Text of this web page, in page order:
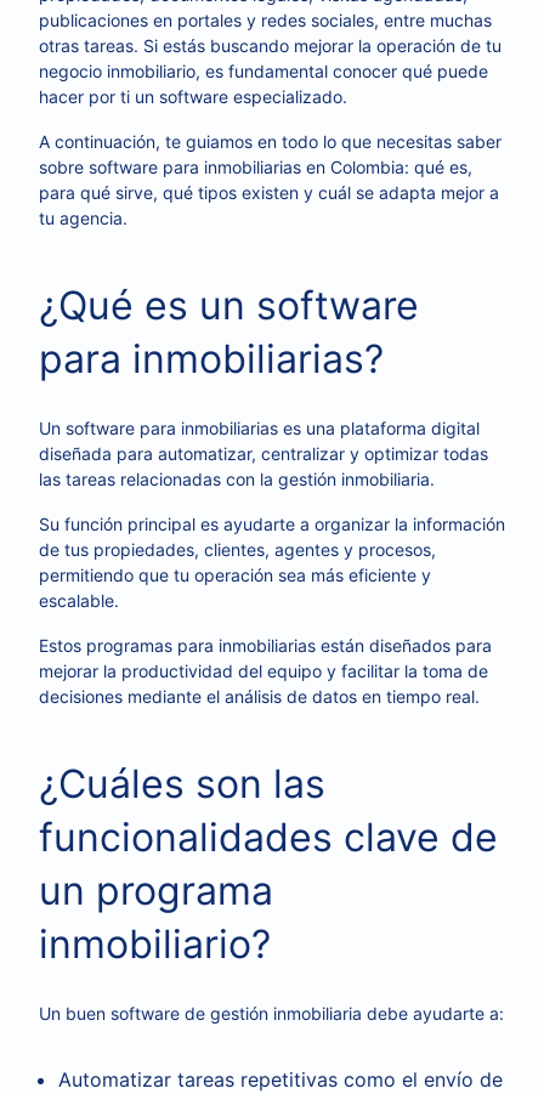
publicaciones en portales y redes sociales, entre muchas
otras tareas. Si estás buscando mejorar la operación de tu
negocio inmobiliario, es fundamental conocer qué puede
hacer por ti un software especializado.
A continuación, te guiamos en todo lo que necesitas saber
sobre software para inmobiliarias en Colombia: qué es,
para qué sirve, qué tipos existen y cuál se adapta mejor a
tu agencia.
¿Qué es un software
para inmobiliarias?
Un software para inmobiliarias es una plataforma digital
diseñada para automatizar, centralizar y optimizar todas
las tareas relacionadas con la gestión inmobiliaria.
Su función principal es ayudarte a organizar la información
de tus propiedades, clientes, agentes y procesos,
permitiendo que tu operación sea más eficiente y
escalable.
Estos programas para inmobiliarias están diseñados para
mejorar la productividad del equipo y facilitar la toma de
decisiones mediante el análisis de datos en tiempo real.
¿Cuáles son las
funcionalidades clave de
un programa
inmobiliario?
Un buen software de gestión inmobiliaria debe ayudarte a:
Automatizar tareas repetitivas como el envío de